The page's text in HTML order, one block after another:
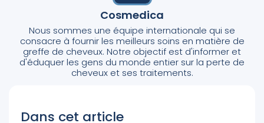
Cosmedica
Nous sommes une équipe internationale qui se
consacre à fournir les meilleurs soins en matière de
greffe de cheveux. Notre objectif est d'informer et
d'éduquer les gens du monde entier sur la perte de
cheveux et ses traitements.
Dans cet article